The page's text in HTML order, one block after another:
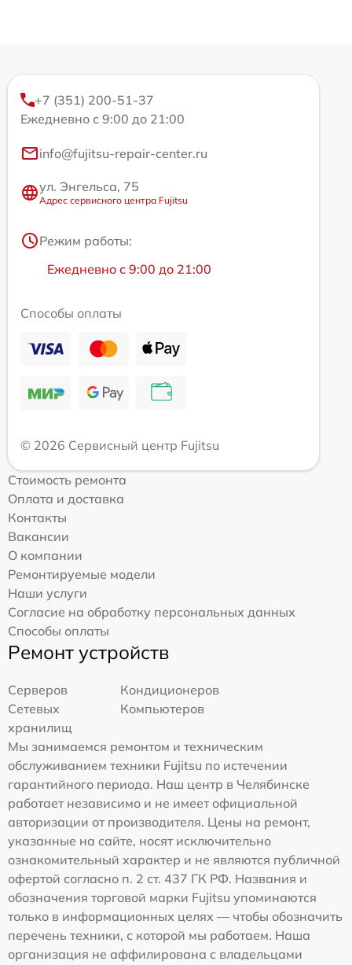
+7 (351) 200-51-37
Ежедневно с 9:00 до 21:00
info@fujitsu-repair-center.ru
ул. Энгельса, 75
Адрес сервисного центра Fujitsu
Режим работы:
Ежедневно с 9:00 до 21:00
Способы оплаты
© 2026 Сервисный центр Fujitsu
Стоимость ремонта
Оплата и доставка
Контакты
Вакансии
О компании
Ремонтируемые модели
Наши услуги
Согласие на обработку персональных данных
Способы оплаты
Ремонт устройств
Серверов
Кондиционеров
Сетевых
хранилищ
Компьютеров
Мы занимаемся ремонтом и техническим
обслуживанием техники Fujitsu по истечении
гарантийного периода. Наш центр в Челябинске
работает независимо и не имеет официальной
авторизации от производителя. Цены на ремонт,
указанные на сайте, носят исключительно
ознакомительный характер и не являются публичной
офертой согласно п. 2 ст. 437 ГК РФ. Названия и
обозначения торговой марки Fujitsu упоминаются
только в информационных целях — чтобы обозначить
перечень техники, с которой мы работаем. Наша
организация не аффилирована с владельцами